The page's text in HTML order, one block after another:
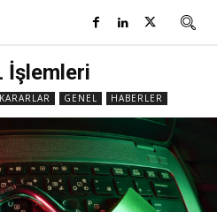
İşlemleri
GENEL HABERLER